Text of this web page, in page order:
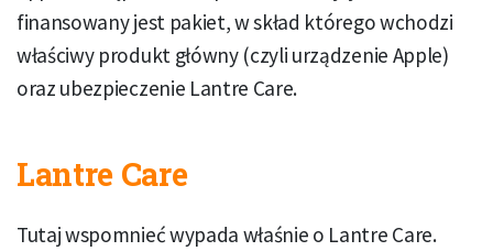
finansowany jest pakiet, w skład którego wchodzi
właściwy produkt główny (czyli urządzenie Apple)
oraz ubezpieczenie Lantre Care.
Lantre Care
Tutaj wspomnieć wypada właśnie o Lantre Care.